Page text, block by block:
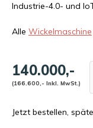
Industrie-4.0- und
Alle Wickelmaschine
140.000,-
(166.600,- Inkl. MwSt.)
Jetzt bestellen,